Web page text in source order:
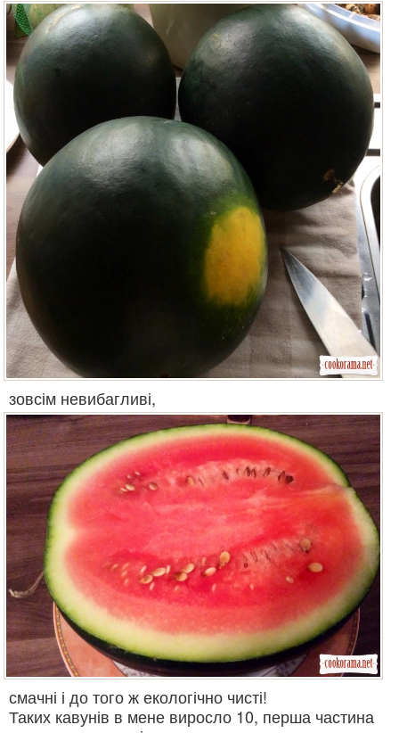
зовсім невибагливі,
смачні і до того ж екологічно чисті!
Таких кавунів в мене виросло 10, перша частина